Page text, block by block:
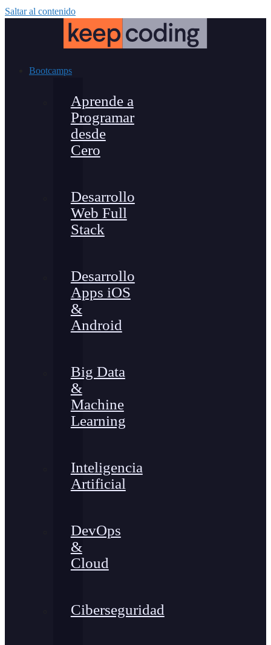
Saltar al contenido
Bootcamps
Aprende a
Programar
desde
Cero
Desarrollo
Web Full
Stack
Desarrollo
Apps iOS
&
Android
Big Data
&
Machine
Learning
Inteligencia
Artificial
DevOps
&
Cloud
Ciberseguridad